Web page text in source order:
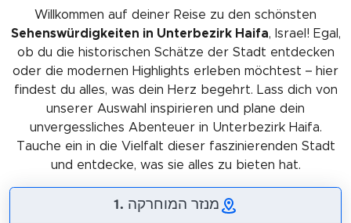
Willkommen auf deiner Reise zu den schönsten
Sehenswürdigkeiten in Unterbezirk Haifa, Israel! Egal,
ob du die historischen Schätze der Stadt entdecken
oder die modernen Highlights erleben möchtest – hier
findest du alles, was dein Herz begehrt. Lass dich von
unserer Auswahl inspirieren und plane dein
unvergessliches Abenteuer in Unterbezirk Haifa.
Tauche ein in die Vielfalt dieser faszinierenden Stadt
und entdecke, was sie alles zu bieten hat.
1. מנזר המוחרקה